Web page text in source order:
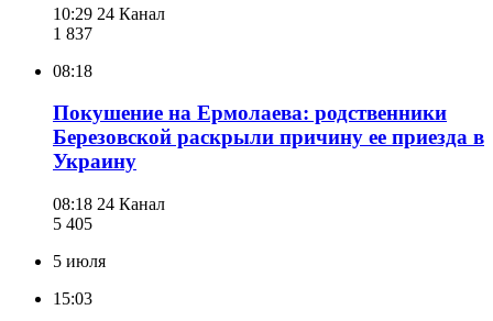
10:29 24 Канал
1 837
08:18
Покушение на Ермолаева: родственники
Березовской раскрыли причину ее приезда в
Украину
08:18 24 Канал
5 405
5 июля
15:03